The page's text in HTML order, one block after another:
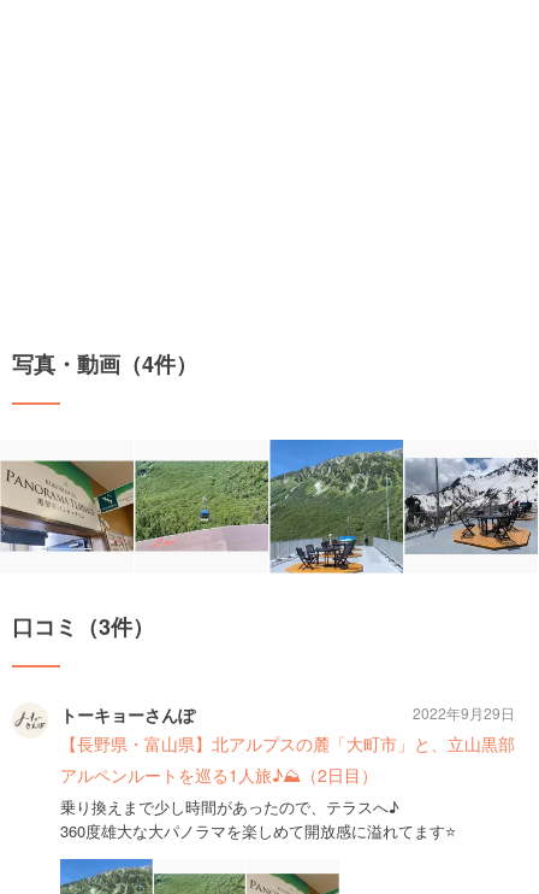
写真・動画（4件）
口コミ（3件）
トーキョーさんぽ
【長野県・富山県】北アルプスの麓「大町市」と、立山黒部
アルペンルートを巡る1人旅♪⛰（2日目）
乗り換えまで少し時間があったので、テラスへ♪
360度雄⼤な⼤パノラマを楽しめて開放感に溢れてます⭐️
2022年9月29日